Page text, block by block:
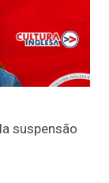
suspensão